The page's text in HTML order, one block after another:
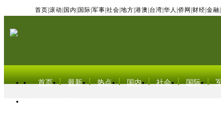
首页 滚动 国内 国际 军事 社会 地方 港澳 台湾 华人 侨网 财经 金融
首页 最新 热点 国内 社会 国际